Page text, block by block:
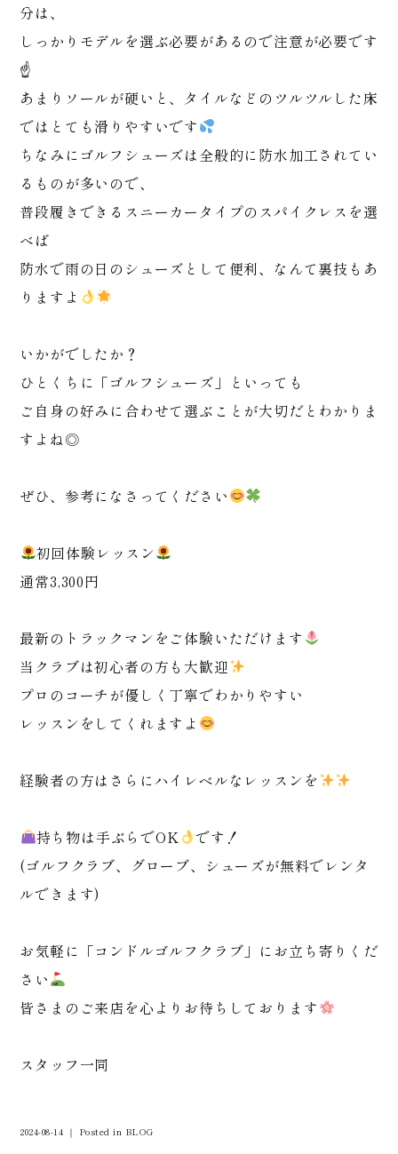
分は、
しっかりモデルを選ぶ必要があるので注意が必要です
☝️
あまりソールが硬いと、タイルなどのツルツルした床
ではとても滑りやすいです
ちなみにゴルフシューズは全般的に防水加工されてい
るものが多いので、
普段履きできるスニーカータイプのスパイクレスを選
べば
防水で雨の日のシューズとして便利、なんて裏技もあ
りますよ
いかがでしたか？
ひとくちに「ゴルフシューズ」といっても
ご自身の好みに合わせて選ぶことが大切だとわかりま
すよね◎
ぜひ、参考になさってください
初回体験レッスン
通常3,300円
最新のトラックマンをご体験いただけます
当クラブは初心者の方も大歓迎
プロのコーチが優しく丁寧でわかりやすい
レッスンをしてくれますよ
経験者の方はさらにハイレベルなレッスンを
持ち物は手ぶらでOK
です！
(ゴルフクラブ、グローブ、シューズが無料でレンタ
ルできます)
お気軽に「コンドルゴルフクラブ」にお立ち寄りくだ
さい
皆さまのご来店を心よりお待ちしております
スタッフ一同
2024-08-14 ｜ Posted in BLOG